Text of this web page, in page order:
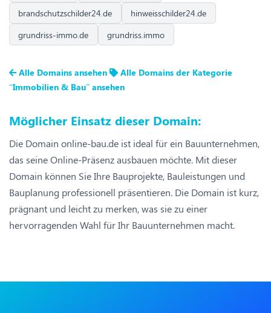
brandschutzschilder24.de
hinweisschilder24.de
grundriss-immo.de
grundriss.immo
Alle Domains ansehen
Alle Domains der Kategorie
“Immobilien & Bau” ansehen
Möglicher Einsatz dieser Domain:
Die Domain online-bau.de ist ideal für ein Bauunternehmen,
das seine Online-Präsenz ausbauen möchte. Mit dieser
Domain können Sie Ihre Bauprojekte, Bauleistungen und
Bauplanung professionell präsentieren. Die Domain ist kurz,
prägnant und leicht zu merken, was sie zu einer
hervorragenden Wahl für Ihr Bauunternehmen macht.